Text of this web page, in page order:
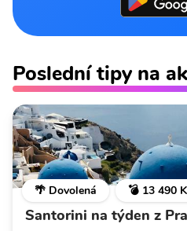
Poslední tipy na
🌴 Dovolená 💣 13 490
Santorini na týden z